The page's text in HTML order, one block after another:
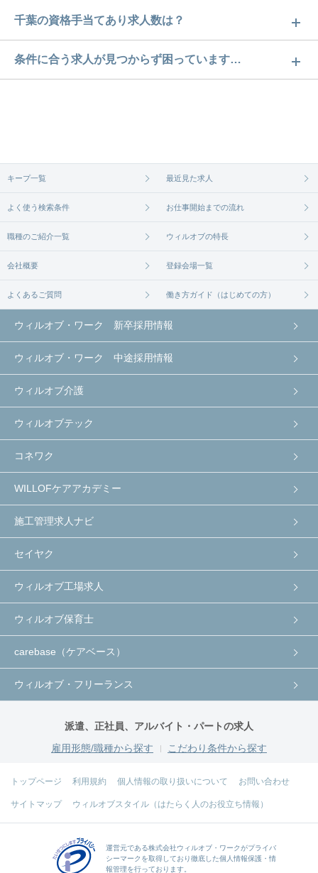
千葉の資格手当てあり求人数は？
千葉の資格手当てあり求人数は9件です。どのような
求人があるかぜひチェックしてみてください。
条件に合う求人が見つからず困っています…
無料相談の登録はコチラから
キープ一覧 最近見た求人
よく使う検索条件 お仕事開始までの流れ
職種のご紹介一覧 ウィルオブの特長
会社概要 登録会場一覧
よくあるご質問 働き方ガイド（はじめての方）
ウィルオブ・ワーク 新卒採用情報
ウィルオブ・ワーク 中途採用情報
ウィルオブ介護
ウィルオブテック
コネワク
WILLOFケアアカデミー
施工管理求人ナビ
セイヤク
ウィルオブ工場求人
ウィルオブ保育士
carebase（ケアベース）
ウィルオブ・フリーランス
派遣、正社員、アルバイト・パートの求人
雇用形態/職種から探す
こだわり条件から探す
トップページ 利用規約 個人情報の取り扱いについて お問い合わせ
サイトマップ ウィルオブスタイル（はたらく人のお役立ち情報）
運営元である株式会社ウィルオブ・ワークがプライバ
シーマークを取得しており徹底した個人情報保護・情
報管理を行っております。